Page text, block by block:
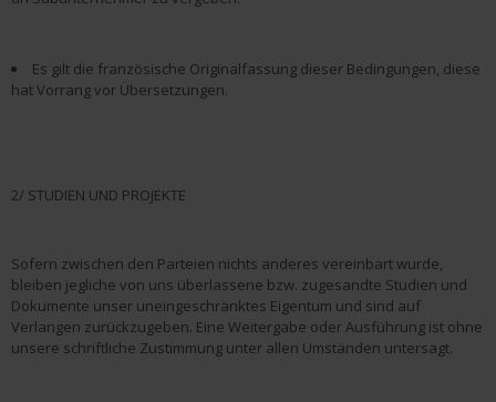
Es gilt die französische Originalfassung dieser Bedingungen, diese
hat Vorrang vor Übersetzungen.
2/ STUDIEN UND PROJEKTE
Sofern zwischen den Parteien nichts anderes vereinbart wurde,
bleiben jegliche von uns überlassene bzw. zugesandte Studien und
Dokumente unser uneingeschränktes Eigentum und sind auf
Verlangen zurückzugeben. Eine Weitergabe oder Ausführung ist ohne
unsere schriftliche Zustimmung unter allen Umständen untersagt.